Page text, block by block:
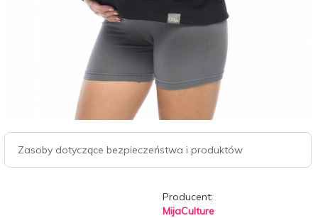
Zasoby dotyczące bezpieczeństwa i produktów
Producent:
MijaCulture